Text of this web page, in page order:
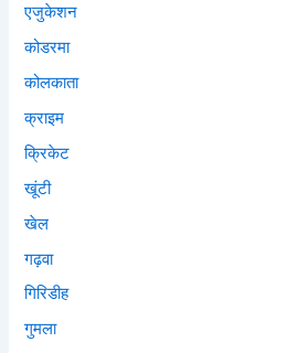
एजुकेशन
कोडरमा
कोलकाता
क्राइम
क्रिकेट
खूंटी
खेल
गढ़वा
गिरिडीह
गुमला